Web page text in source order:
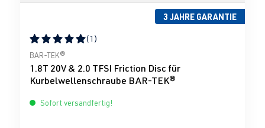
3 JAHRE GARANTIE
Durchschnittliche Bewertung von 5 von 5 Sternen
(1)
BAR-TEK®
1.8T 20V & 2.0 TFSI Friction Disc für
Kurbelwellenschraube BAR-TEK®
Sofort versandfertig!